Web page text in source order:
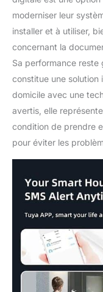
moderniser leur
installer et à utiliser,
concernant la
Sa performance reste
constitue une solution
domicile avec une
avertis, elle
condition de prendre
pour éviter les